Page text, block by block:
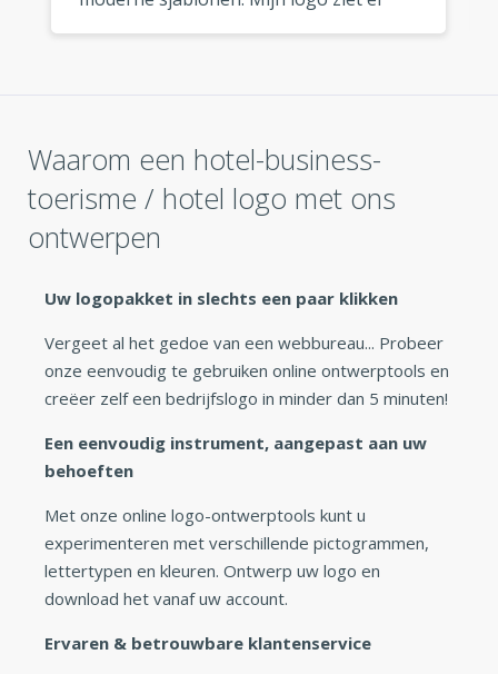
fantastisch uit, waar ik het ook gebruik.
Waarom een hotel-business-
toerisme / hotel logo met ons
ontwerpen
Uw logopakket in slechts een paar klikken
Vergeet al het gedoe van een webbureau... Probeer
onze eenvoudig te gebruiken online ontwerptools en
creëer zelf een bedrijfslogo in minder dan 5 minuten!
Een eenvoudig instrument, aangepast aan uw
behoeften
Met onze online logo-ontwerptools kunt u
experimenteren met verschillende pictogrammen,
lettertypen en kleuren. Ontwerp uw logo en
download het vanaf uw account.
Ervaren & betrouwbare klantenservice